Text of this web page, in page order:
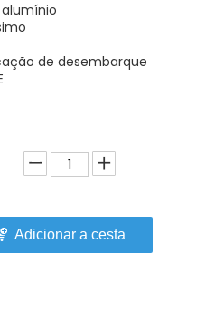
de desembarque
Adicionar a cesta